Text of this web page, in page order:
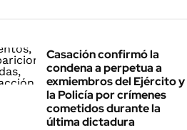
Casación confirmó la
condena a perpetua a
exmiembros del Ejército y
la Policía por crímenes
cometidos durante la
última dictadura